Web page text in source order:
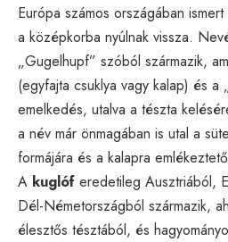
Európa számos országában
a középkorba nyúlnak vissza.
„Gugelhupf” szóból származik,
(egyfajta csuklya vagy kalap) és a
emelkedés, utalva a tészta
a név már önmagában is utal a
formájára és a kalapra
A kuglóf eredetileg Ausztriából,
Dél-Németországból származik,
élesztős tésztából, és